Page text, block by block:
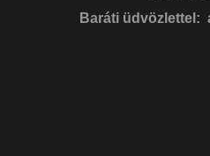
Baráti üdvözlettel: